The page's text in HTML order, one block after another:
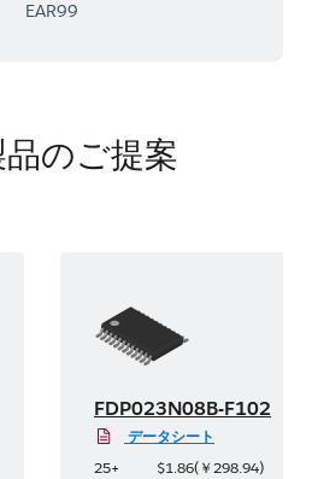
EAR99
のご提案
FDP023N08B-F102
データシート
25+
$1.86(￥298.94)